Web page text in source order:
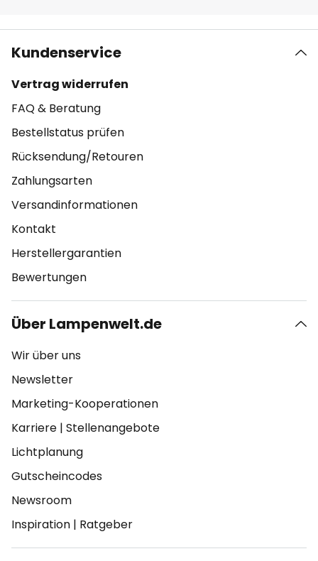
Kundenservice
Vertrag widerrufen
FAQ & Beratung
Bestellstatus prüfen
Rücksendung/Retouren
Zahlungsarten
Versandinformationen
Kontakt
Herstellergarantien
Bewertungen
Über Lampenwelt.de
Wir über uns
Newsletter
Marketing-Kooperationen
Karriere | Stellenangebote
Lichtplanung
Gutscheincodes
Newsroom
Inspiration | Ratgeber